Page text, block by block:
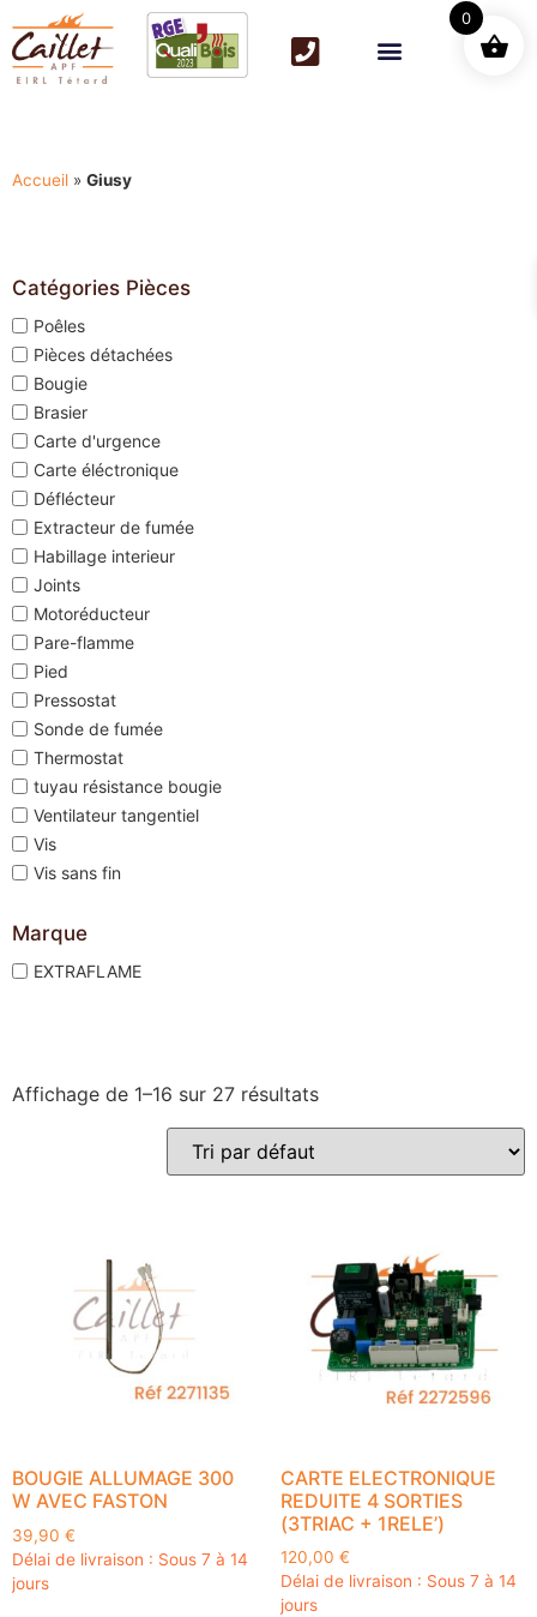
Accueil » Giusy
Catégories Pièces
Poêles
Pièces détachées
Bougie
Brasier
Carte d'urgence
Carte éléctronique
Déflécteur
Extracteur de fumée
Habillage interieur
Joints
Motoréducteur
Pare-flamme
Pied
Pressostat
Sonde de fumée
Thermostat
tuyau résistance bougie
Ventilateur tangentiel
Vis
Vis sans fin
Marque
EXTRAFLAME
Affichage de 1–16 sur 27 résultats
BOUGIE ALLUMAGE 300
W AVEC FASTON
39,90 €
Délai de livraison : Sous 7 à 14
jours
CARTE ELECTRONIQUE
REDUITE 4 SORTIES
(3TRIAC + 1RELE’)
120,00 €
Délai de livraison : Sous 7 à 14
jours
0